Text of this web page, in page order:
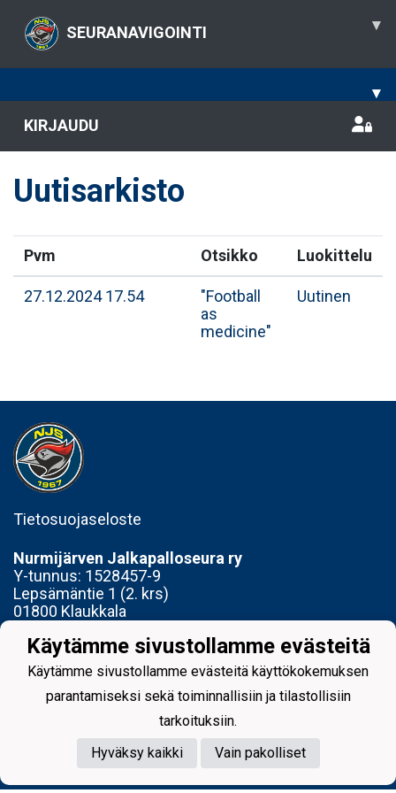
SEURANAVIGOINTI ▾
▾
KIRJAUDU
Uutisarkisto
Pvm Otsikko Luokittelu
27.12.2024 17.54
"Football
as
medicine"
Uutinen
Tietosuojaseloste
Nurmijärven Jalkapalloseura ry
Y-tunnus: 1528457-9
Lepsämäntie 1 (2. krs)
01800 Klaukkala
Toimisto avoinna Ti 14-17 ja To 15-18
Powered by
Käytämme sivustollamme evästeitä
Käytämme sivustollamme evästeitä käyttökokemuksen
parantamiseksi sekä toiminnallisiin ja tilastollisiin
tarkoituksiin.
Hyväksy kaikki
Vain pakolliset